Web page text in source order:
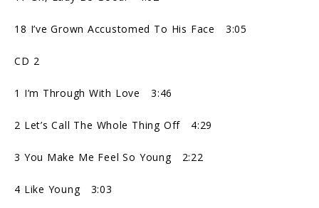
18 I’ve Grown Accustomed To His Face 3:05
CD 2
1 I’m Through With Love 3:46
2 Let’s Call The Whole Thing Off 4:29
3 You Make Me Feel So Young 2:22
4 Like Young 3:03